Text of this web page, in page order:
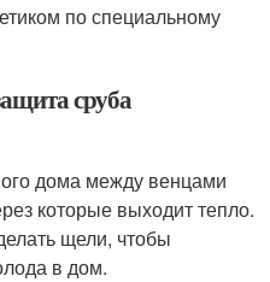
по специальному
сруба
дома между венцами
которые выходит тепло.
щели, чтобы
в дом.